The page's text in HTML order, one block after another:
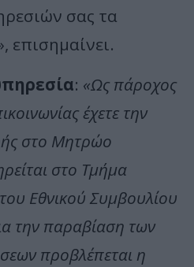
σας τα
επισημαίνει.
: «Ως πάροχος
έχετε την
στο Μητρώο
στο Τμήμα
Εθνικού Συμβουλίου
την παραβίαση των
προβλέπεται η